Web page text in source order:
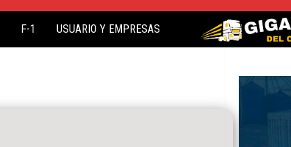
F-1 USUARIO Y EMPRESAS